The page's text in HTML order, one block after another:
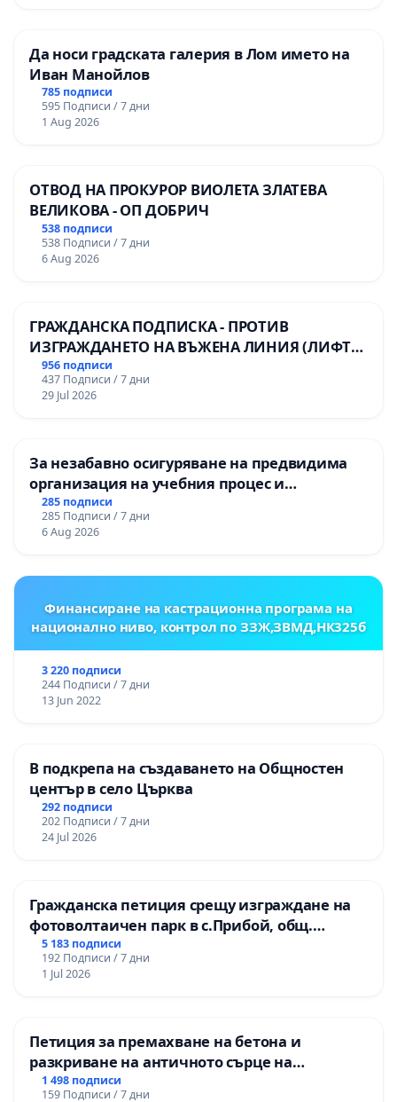
Да носи градската галерия в Лом името на
Иван Манойлов
785 подписи
595 Подписи / 7 дни
1 Aug 2026
ОТВОД НА ПРОКУРОР ВИОЛЕТА ЗЛАТЕВА
ВЕЛИКОВА - ОП ДОБРИЧ
538 подписи
538 Подписи / 7 дни
6 Aug 2026
ГРАЖДАНСКА ПОДПИСКА - ПРОТИВ
ИЗГРАЖДАНЕТО НА ВЪЖЕНА ЛИНИЯ (ЛИФТ)
НА ТЕРИТОРИЯТА НА ПРИРОДНА
ЗАБЕЛЕЖИТЕЛНОСТ „ХЪЛМ НА
ОСВОБОДИТЕЛИТЕ“ (БУНАРДЖИК)
956 подписи
437 Подписи / 7 дни
29 Jul 2026
За незабавно осигуряване на предвидима
организация на учебния процес и
гарантиране на правото на равнопоставено
и качествено образование на учениците от
ОУ „Княз Александър I“ и Хуманитарна
285 подписи
285 Подписи / 7 дни
6 Aug 2026
Финансиране на кастрационна програма на
национално ниво, контрол по ЗЗЖ,ЗВМД,НК325б
3 220 подписи
244 Подписи / 7 дни
13 Jun 2022
В подкрепа на създаването на Общностен
център в село Църква
292 подписи
202 Подписи / 7 дни
24 Jul 2026
Гражданска петиция срещу изграждане на
фотоволтаичен парк в с.Прибой, общ.
Радомир
5 183 подписи
192 Подписи / 7 дни
1 Jul 2026
Петиция за премахване на бетона и
разкриване на античното сърце на
Могиланската могила във Враца
1 498 подписи
159 Подписи / 7 дни